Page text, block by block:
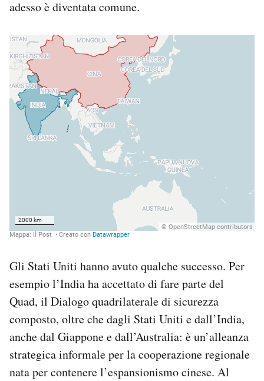
adesso è diventata comune.
Gli Stati Uniti hanno avuto qualche successo. Per
esempio l’India ha accettato di fare parte del
Quad, il Dialogo quadrilaterale di sicurezza
composto, oltre che dagli Stati Uniti e dall’India,
anche dal Giappone e dall’Australia: è un’alleanza
strategica informale per la cooperazione regionale
nata per contenere l’espansionismo cinese. Al